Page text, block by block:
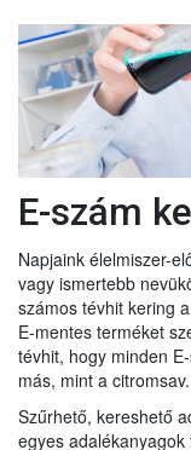
E-szám
Napjaink élelmiszer-
vagy ismertebb
számos tévhit kering
E-mentes terméket
tévhit, hogy minden
más, mint a citromsav.
Szűrhető, kereshető
egyes